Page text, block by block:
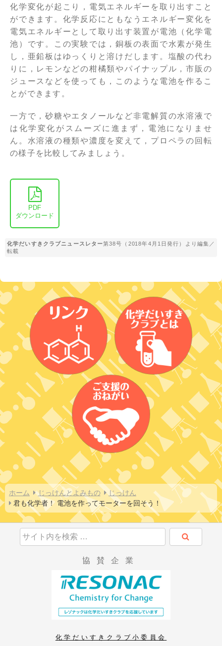
化学変化が起こり，電気エネルギーを取り出すこと
ができます。化学反応にともなうエネルギー変化を
電気エネルギーとして取り出す装置が電池（化学電
池）です。この実験では，銅板の表面で水素が発生
し，亜鉛板はゆっくりと溶けだします。塩酸の代わ
りに，レモンなどの柑橘類やパイナップル，市販の
ジュースなどを使っても，このような電池を作るこ
とができます。
一方で，砂糖やエタノールなど非電解質の水溶液で
は化学変化がスムーズに進まず，電池になりませ
ん。水溶液の種類や濃度を変えて，プロペラの回転
の様子を比較してみましょう。
PDF
ダウンロード
化学だいすきクラブニュースレター第38号（2018年4月1日発行）より編集／
転載
ホーム じっけんとよみもの
じっけん
君も化学者！ 電池を作ってモーターを回そう！
協賛企業
化学だいすきクラブ小委員会